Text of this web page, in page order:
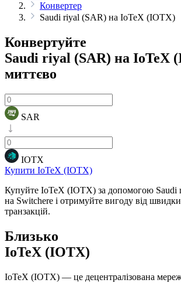
Конвертер
Saudi riyal (SAR) на IoTeX (IOTX)
Конвертуйте
Saudi riyal (SAR) на IoTeX
миттєво
SAR
IOTX
Купити IoTeX (IOTX)
Купуйте IoTeX (IOTX) за допомогою Saudi
на Switchere і отримуйте вигоду від
транзакцій.
Близько
IoTeX (IOTX)
IoTeX (IOTX) — це децентралізована